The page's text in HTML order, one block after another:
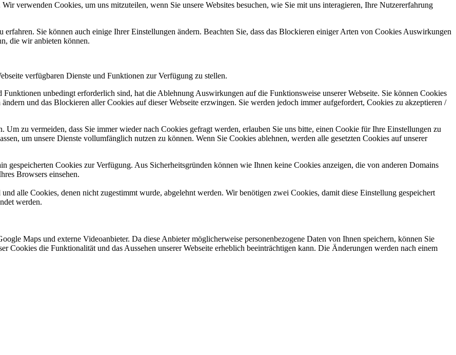
verwenden Cookies, um uns mitzuteilen, wenn Sie unsere Websites besuchen, wie Sie mit uns interagieren, Ihre Nutzererfahrung
Sie können auch einige Ihrer Einstellungen ändern. Beachten Sie, dass das Blockieren einiger Arten von Cookies Auswirkungen
die wir anbieten können.
verfügbaren Dienste und Funktionen zur Verfügung zu stellen.
unbedingt erforderlich sind, hat die Ablehnung Auswirkungen auf die Funktionsweise unserer Webseite. Sie können Cookies
und das Blockieren aller Cookies auf dieser Webseite erzwingen. Sie werden jedoch immer aufgefordert, Cookies zu akzeptieren /
zu vermeiden, dass Sie immer wieder nach Cookies gefragt werden, erlauben Sie uns bitte, einen Cookie für Ihre Einstellungen zu
um unsere Dienste vollumfänglich nutzen zu können. Wenn Sie Cookies ablehnen, werden alle gesetzten Cookies auf unserer
gespeicherten Cookies zur Verfügung. Aus Sicherheitsgründen können wie Ihnen keine Cookies anzeigen, die von anderen Domains
Browsers einsehen.
alle Cookies, denen nicht zugestimmt wurde, abgelehnt werden. Wir benötigen zwei Cookies, damit diese Einstellung gespeichert
werden.
Maps und externe Videoanbieter. Da diese Anbieter möglicherweise personenbezogene Daten von Ihnen speichern, können Sie
Cookies die Funktionalität und das Aussehen unserer Webseite erheblich beeinträchtigen kann. Die Änderungen werden nach einem